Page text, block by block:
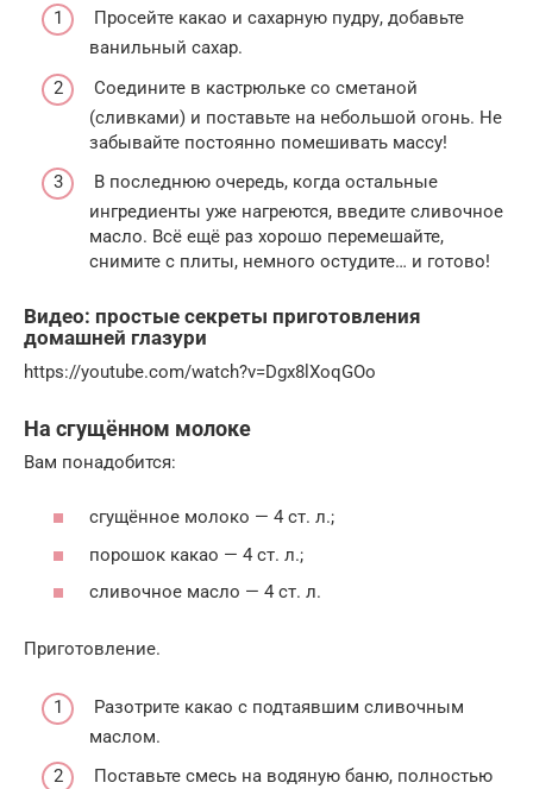
Просейте какао и сахарную пудру, добавьте
ванильный сахар.
Соедините в кастрюльке со сметаной
(сливками) и поставьте на небольшой огонь. Не
забывайте постоянно помешивать массу!
В последнюю очередь, когда остальные
ингредиенты уже нагреются, введите сливочное
масло. Всё ещё раз хорошо перемешайте,
снимите с плиты, немного остудите… и готово!
Видео: простые секреты приготовления
домашней глазури
https://youtube.com/watch?v=Dgx8lXoqGOo
На сгущённом молоке
Вам понадобится:
сгущённое молоко — 4 ст. л.;
порошок какао — 4 ст. л.;
сливочное масло — 4 ст. л.
Приготовление.
Разотрите какао с подтаявшим сливочным
маслом.
Поставьте смесь на водяную баню, полностью